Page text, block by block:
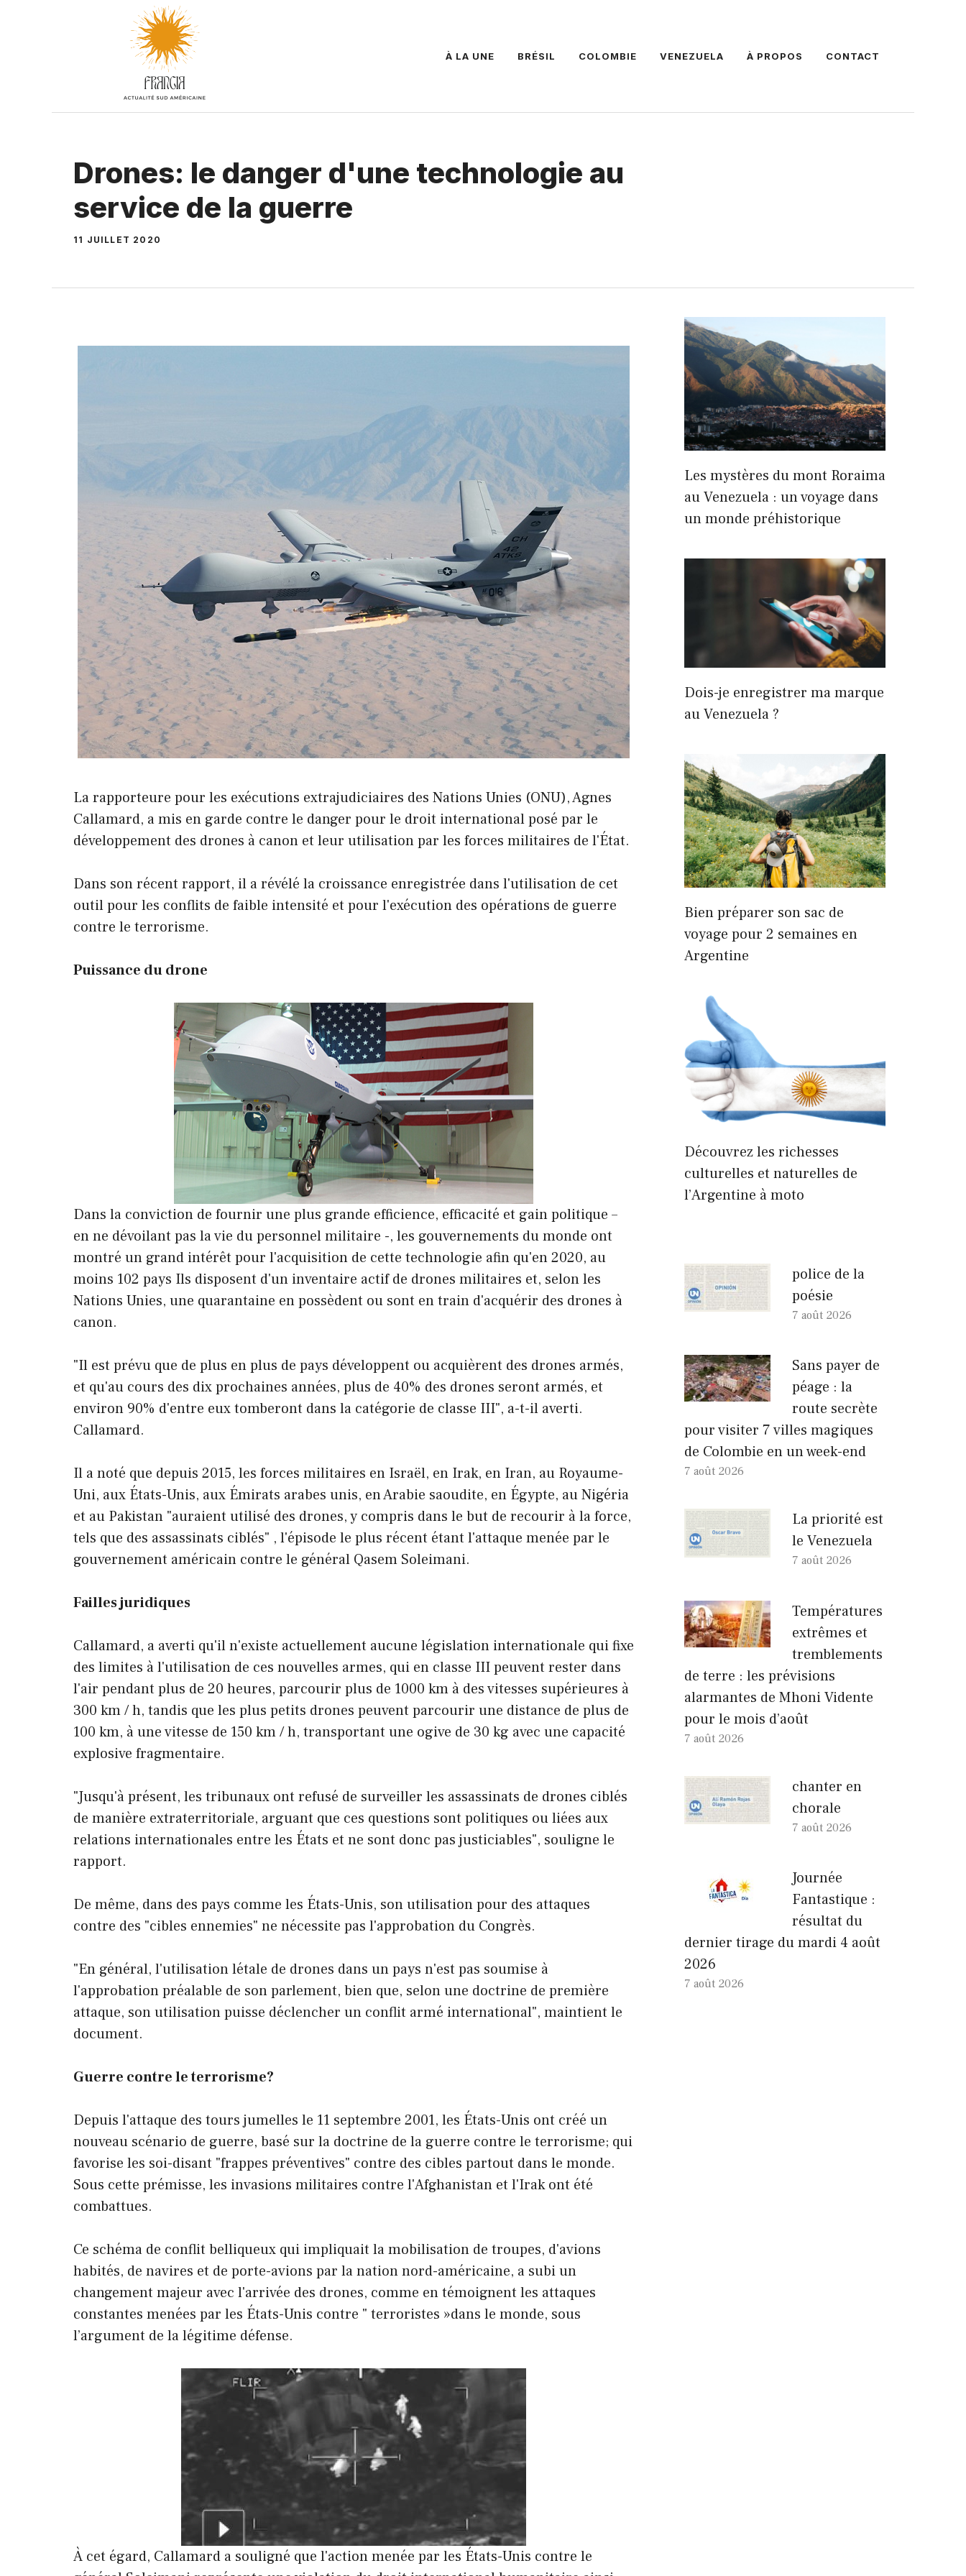
À LA UNE BRÉSIL COLOMBIE VENEZUELA À PROPOS CONTACT
Drones: le danger d'une technologie au
service de la guerre
11 JUILLET 2020
La rapporteure pour les exécutions extrajudiciaires des Nations Unies (ONU), Agnes
Callamard, a mis en garde contre le danger pour le droit international posé par le
développement des drones à canon et leur utilisation par les forces militaires de l'État.
Dans son récent rapport, il a révélé la croissance enregistrée dans l'utilisation de cet
outil pour les conflits de faible intensité et pour l'exécution des opérations de guerre
contre le terrorisme.
Puissance du drone
Dans la conviction de fournir une plus grande efficience, efficacité et gain politique –
en ne dévoilant pas la vie du personnel militaire -, les gouvernements du monde ont
montré un grand intérêt pour l'acquisition de cette technologie afin qu'en 2020, au
moins 102 pays Ils disposent d'un inventaire actif de drones militaires et, selon les
Nations Unies, une quarantaine en possèdent ou sont en train d'acquérir des drones à
canon.
"Il est prévu que de plus en plus de pays développent ou acquièrent des drones armés,
et qu'au cours des dix prochaines années, plus de 40% des drones seront armés, et
environ 90% d'entre eux tomberont dans la catégorie de classe III", a-t-il averti.
Callamard.
Il a noté que depuis 2015, les forces militaires en Israël, en Irak, en Iran, au Royaume-
Uni, aux États-Unis, aux Émirats arabes unis, en Arabie saoudite, en Égypte, au Nigéria
et au Pakistan "auraient utilisé des drones, y compris dans le but de recourir à la force,
tels que des assassinats ciblés" , l'épisode le plus récent étant l'attaque menée par le
gouvernement américain contre le général Qasem Soleimani.
Failles juridiques
Callamard, a averti qu'il n'existe actuellement aucune législation internationale qui fixe
des limites à l'utilisation de ces nouvelles armes, qui en classe III peuvent rester dans
l'air pendant plus de 20 heures, parcourir plus de 1000 km à des vitesses supérieures à
300 km / h, tandis que les plus petits drones peuvent parcourir une distance de plus de
100 km, à une vitesse de 150 km / h, transportant une ogive de 30 kg avec une capacité
explosive fragmentaire.
"Jusqu'à présent, les tribunaux ont refusé de surveiller les assassinats de drones ciblés
de manière extraterritoriale, arguant que ces questions sont politiques ou liées aux
relations internationales entre les États et ne sont donc pas justiciables", souligne le
rapport.
De même, dans des pays comme les États-Unis, son utilisation pour des attaques
contre des "cibles ennemies" ne nécessite pas l'approbation du Congrès.
"En général, l'utilisation létale de drones dans un pays n'est pas soumise à
l'approbation préalable de son parlement, bien que, selon une doctrine de première
attaque, son utilisation puisse déclencher un conflit armé international", maintient le
document.
Guerre contre le terrorisme?
Depuis l'attaque des tours jumelles le 11 septembre 2001, les États-Unis ont créé un
nouveau scénario de guerre, basé sur la doctrine de la guerre contre le terrorisme; qui
favorise les soi-disant "frappes préventives" contre des cibles partout dans le monde.
Sous cette prémisse, les invasions militaires contre l'Afghanistan et l'Irak ont ​​été
combattues.
Ce schéma de conflit belliqueux qui impliquait la mobilisation de troupes, d'avions
habités, de navires et de porte-avions par la nation nord-américaine, a subi un
changement majeur avec l'arrivée des drones, comme en témoignent les attaques
constantes menées par les États-Unis contre " terroristes »dans le monde, sous
l’argument de la légitime défense.
À cet égard, Callamard a souligné que l'action menée par les États-Unis contre le
Les mystères du mont Roraima
au Venezuela : un voyage dans
un monde préhistorique
Dois-je enregistrer ma marque
au Venezuela ?
Bien préparer son sac de
voyage pour 2 semaines en
Argentine
Découvrez les richesses
culturelles et naturelles de
l’Argentine à moto
police de la
poésie
7 août 2026
Sans payer de
péage : la
route secrète
pour visiter 7 villes magiques
de Colombie en un week-end
7 août 2026
La priorité est
le Venezuela
7 août 2026
Températures
extrêmes et
tremblements
de terre : les prévisions
alarmantes de Mhoni Vidente
pour le mois d’août
7 août 2026
chanter en
chorale
7 août 2026
Journée
Fantastique :
résultat du
dernier tirage du mardi 4 août
2026
7 août 2026